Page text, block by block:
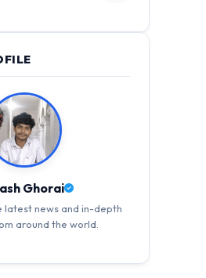
Ghorai
latest news and in-depth
around the world.